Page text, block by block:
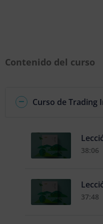
Contenido del curso
Curso de Trading
38:06
37:48